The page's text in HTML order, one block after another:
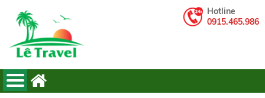
Hotline
0915.465.986